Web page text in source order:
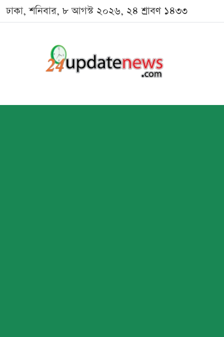
ঢাকা, শনিবার, ৮ আগস্ট ২০২৬, ২৪ শ্রাবণ ১৪৩৩